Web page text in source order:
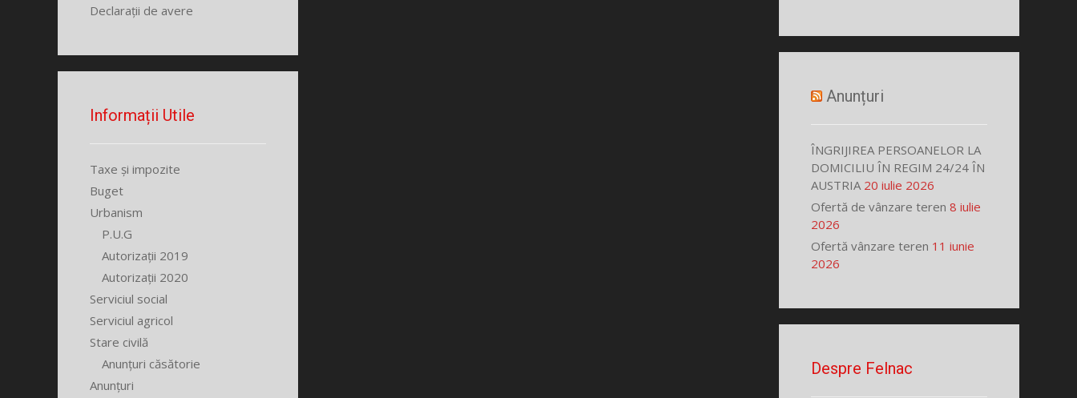
Declarații de avere
Informații Utile
Taxe și impozite
Buget
Urbanism
P.U.G
Autorizații 2019
Autorizații 2020
Serviciul social
Serviciul agricol
Stare civilă
Anunțuri căsătorie
Anunțuri
Anunțuri
ÎNGRIJIREA PERSOANELOR LA
DOMICILIU ÎN REGIM 24/24 ÎN
AUSTRIA 20 iulie 2026
Ofertă de vânzare teren 8 iulie
2026
Ofertă vânzare teren 11 iunie
2026
Despre Felnac